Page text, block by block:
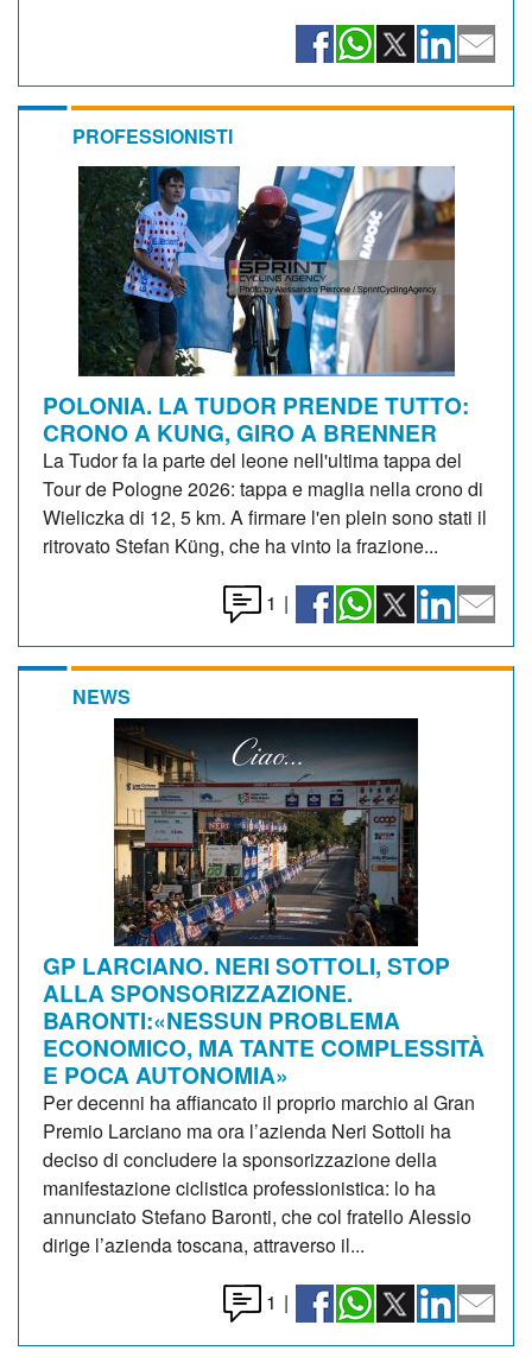
PROFESSIONISTI
POLONIA. LA TUDOR PRENDE TUTTO:
CRONO A KUNG, GIRO A BRENNER
La Tudor fa la parte del leone nell'ultima tappa del
Tour de Pologne 2026: tappa e maglia nella crono di
Wieliczka di 12, 5 km. A firmare l'en plein sono stati il
ritrovato Stefan Küng, che ha vinto la frazione...
1 |
NEWS
GP LARCIANO. NERI SOTTOLI, STOP
ALLA SPONSORIZZAZIONE.
BARONTI:«NESSUN PROBLEMA
ECONOMICO, MA TANTE COMPLESSITÀ
E POCA AUTONOMIA»
Per decenni ha affiancato il proprio marchio al Gran
Premio Larciano ma ora l’azienda Neri Sottoli ha
deciso di concludere la sponsorizzazione della
manifestazione ciclistica professionistica: lo ha
annunciato Stefano Baronti, che col fratello Alessio
dirige l’azienda toscana, attraverso il...
1 |